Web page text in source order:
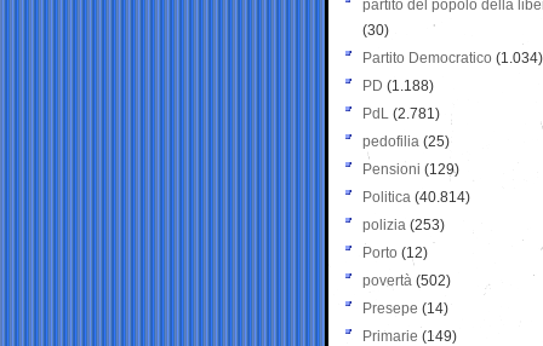
partito del popolo della
(30)
Partito Democratico (1.034)
PD (1.188)
PdL (2.781)
pedofilia (25)
Pensioni (129)
Politica (40.814)
polizia (253)
Porto (12)
povertà (502)
Presepe (14)
Primarie (149)